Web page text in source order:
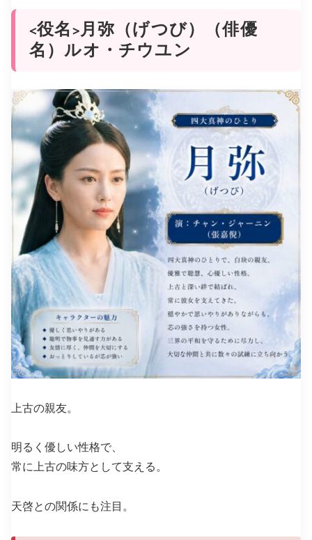
<役名>月弥（げつび）（俳優
名）ルオ・チウユン
上古の親友。
明るく優しい性格で、
常に上古の味方として支える。
天啓との関係にも注目。